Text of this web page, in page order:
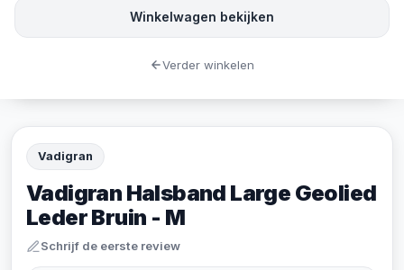
Vadigran
Vadigran Halsband Large Geolied
Leder Bruin - M
Schrijf de eerste review
Winkelwagen bekijken
Verder winkelen